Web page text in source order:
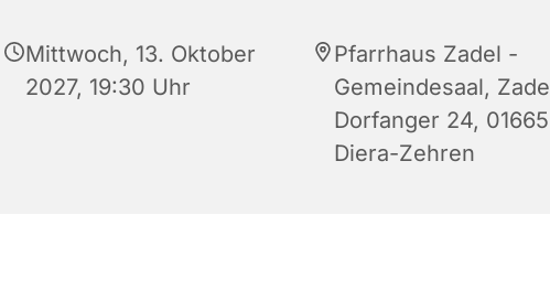
Mittwoch, 13. Oktober
2027, 19:30 Uhr
Pfarrhaus Zadel -
Gemeindesaal,
Dorfanger 24, 01665
Diera-Zehren